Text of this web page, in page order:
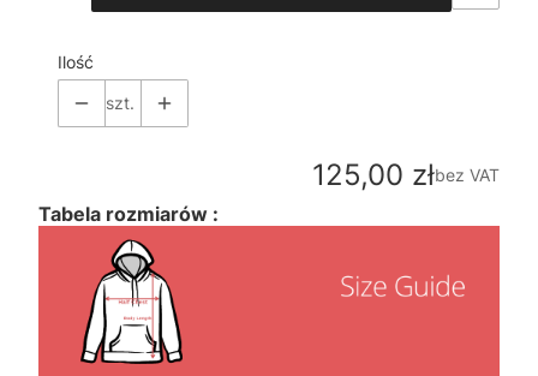
Ilość
szt.
Cena
125,00 złbez VAT
Tabela rozmiarów :